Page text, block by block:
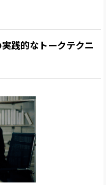
践的なトークテクニ